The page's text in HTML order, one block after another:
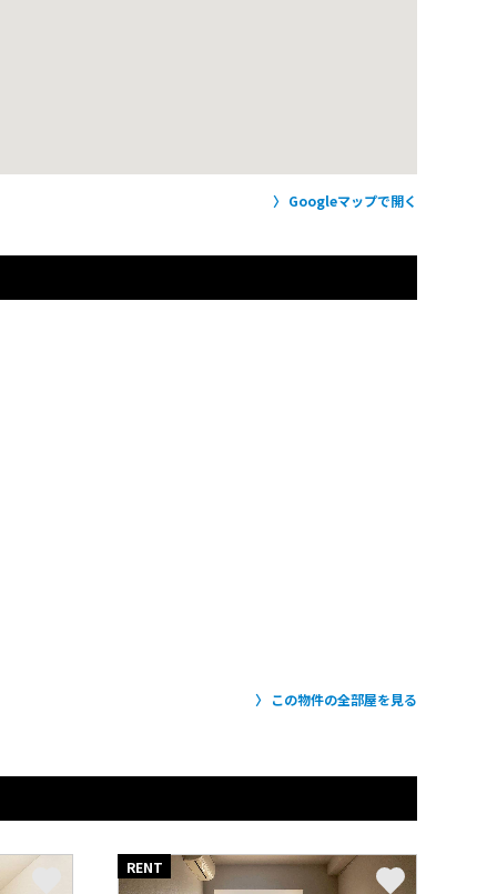
Googleマップで開く
この物件の全部屋を見る
RENT